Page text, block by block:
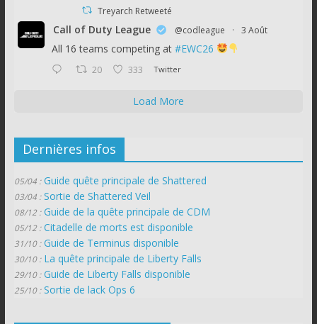
Treyarch Retweeté
Call of Duty League @codleague · 3 Août
All 16 teams competing at #EWC26
20 333 Twitter
Load More
Dernières infos
05/04 : Guide quête principale de Shattered
03/04 : Sortie de Shattered Veil
08/12 : Guide de la quête principale de CDM
05/12 : Citadelle de morts est disponible
31/10 : Guide de Terminus disponible
30/10 : La quête principale de Liberty Falls
29/10 : Guide de Liberty Falls disponible
25/10 : Sortie de lack Ops 6